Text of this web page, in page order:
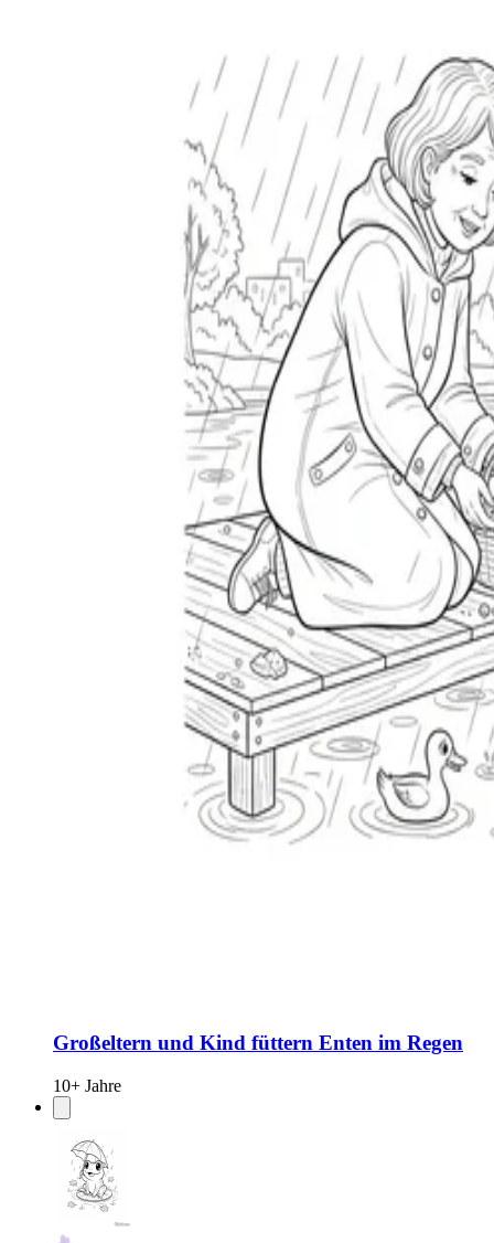
Großeltern und Kind füttern Enten im Regen
10+ Jahre